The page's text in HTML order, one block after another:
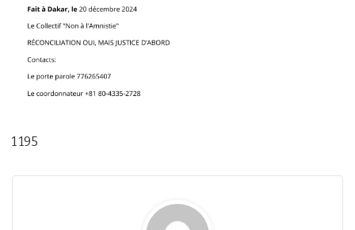
1 195